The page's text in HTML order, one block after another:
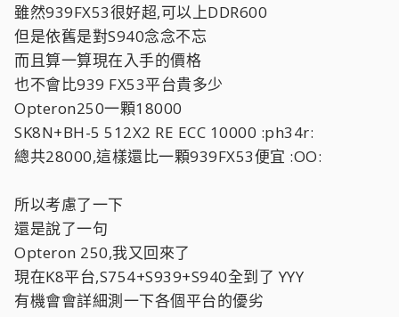
雖然939FX53很好超,可以上DDR600
但是依舊是對S940念念不忘
而且算一算現在入手的價格
也不會比939 FX53平台貴多少
Opteron250一顆18000
SK8N+BH-5 512X2 RE ECC 10000 :ph34r:
總共28000,這樣還比一顆939FX53便宜 :OO:
所以考慮了一下
還是說了一句
Opteron 250,我又回來了
現在K8平台,S754+S939+S940全到了 YYY
有機會會詳細測一下各個平台的優劣